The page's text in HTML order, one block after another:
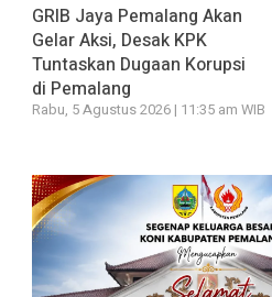
GRIB Jaya Pemalang Akan
Gelar Aksi, Desak KPK
Tuntaskan Dugaan Korupsi
di Pemalang
Rabu, 5 Agustus 2026 | 11:35 am WIB